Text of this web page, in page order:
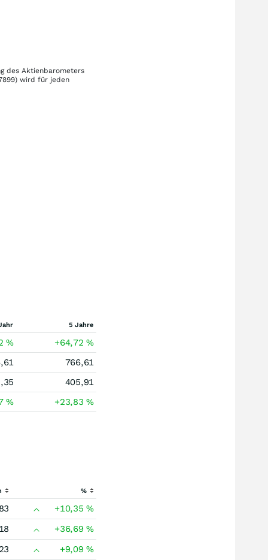
des Aktienbarometers
wird für jeden
5 Jahre
% +64,72%
766,61
405,91
% +23,83%
%
+10,35%
+36,69%
+9,09%